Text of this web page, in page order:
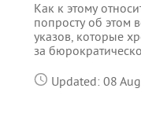
Как к этому
попросту об этом
указов, которые
за
Updated: 08